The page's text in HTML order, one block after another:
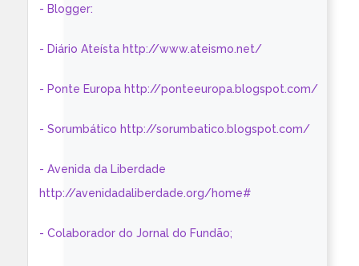
- Blogger:
- Diário Ateísta http://www.ateismo.net/
- Ponte Europa http://ponteeuropa.blogspot.com/
- Sorumbático http://sorumbatico.blogspot.com/
- Avenida da Liberdade
http://avenidadaliberdade.org/home#
- Colaborador do Jornal do Fundão;